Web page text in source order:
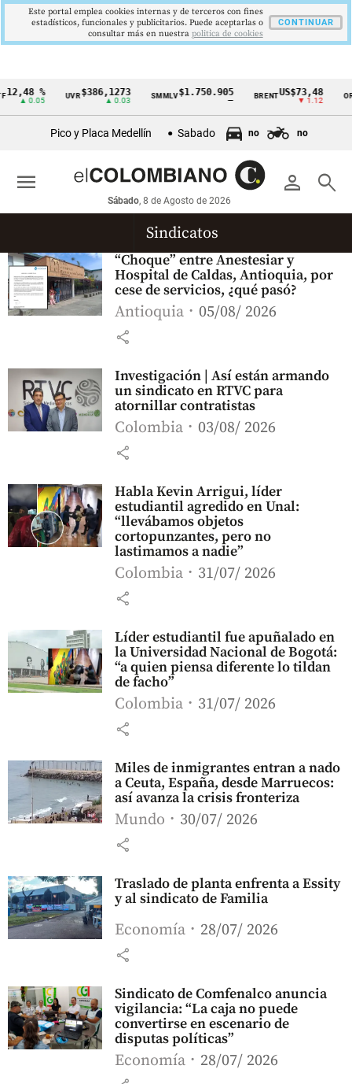
Cintillo
económicos
Colombia
12,48 %
▲ 0.05
UVR$386,1273
▲ 0.03
SMMLV $1.750.905 BRENTUS$73,48
▼ 1.12
ORO
Pico y Placa Medellín Sabado no no
person search
Sábado, 8 de Agosto de 2026
menu
Sindicatos
“Choque” entre Anestesiar y
Hospital de Caldas, Antioquia, por
cese de servicios, ¿qué pasó?
Antioquia 05/08/ 2026
share
Investigación | Así están armando
un sindicato en RTVC para
atornillar contratistas
Colombia 03/08/ 2026
share
Habla Kevin Arrigui, líder
estudiantil agredido en Unal:
“llevábamos objetos
cortopunzantes, pero no
lastimamos a nadie”
Colombia 31/07/ 2026
share
Líder estudiantil fue apuñalado en
la Universidad Nacional de Bogotá:
“a quien piensa diferente lo tildan
de facho”
Colombia 31/07/ 2026
share
Miles de inmigrantes entran a nado
a Ceuta, España, desde Marruecos:
así avanza la crisis fronteriza
Mundo 30/07/ 2026
share
Traslado de planta enfrenta a Essity
y al sindicato de Familia
Economía 28/07/ 2026
share
Sindicato de Comfenalco anuncia
vigilancia: “La caja no puede
convertirse en escenario de
disputas políticas”
Economía 28/07/ 2026
Este portal emplea cookies internas y de terceros con fines
estadísticos, funcionales y publicitarios. Puede aceptarlas o
consultar más en nuestra politica de cookies
CONTINUAR